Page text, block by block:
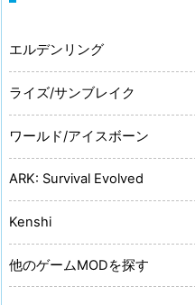
エルデンリング
ライズ/サンブレイク
ワールド/アイスボーン
ARK: Survival Evolved
Kenshi
他のゲームMODを探す